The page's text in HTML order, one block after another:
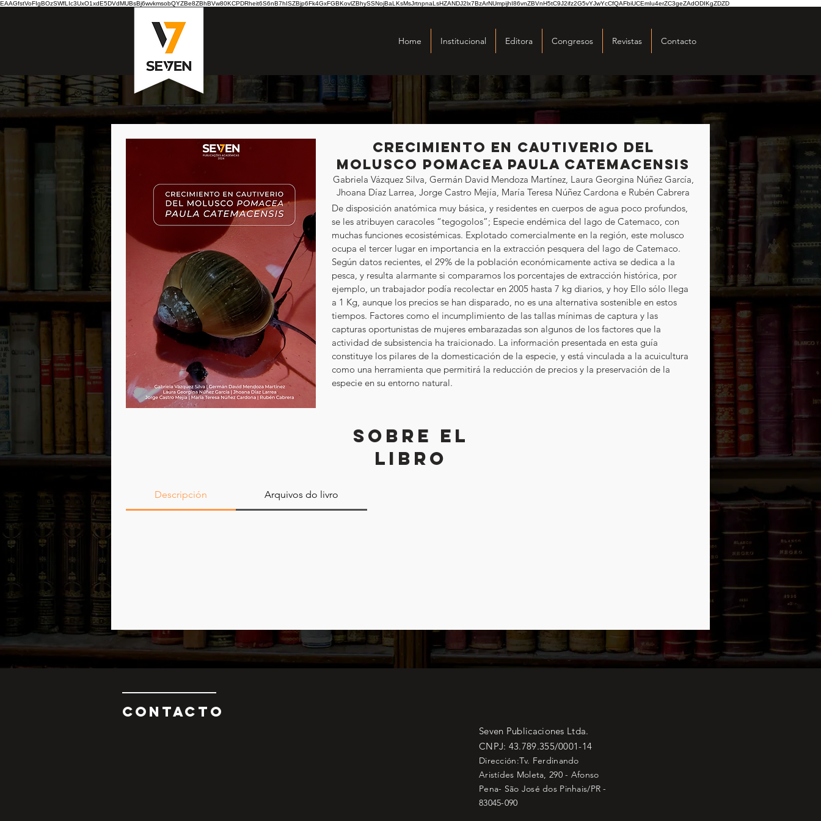
EAAGfstVoFIgBOzSWfLIc3UxO1xdE5DVdMUBsBj6wvkmsobQYZBe8ZBhBVw80KCPDRheit6S6nB7hISZBjp6Fk4GxFGBKovlZBhySSNojBaLKsMsJrtnpnaLsHZANDJ2lx7BzArNUmpijhI86vnZBVnH5tC9J2ifz2G5vYJwYcCfQAFbiUCEmIu4erZC3geZAdODIKgZDZD
Home Institucional Editora Congresos Revistas Contacto
Crecimiento en cautiverio del
molusco Pomacea paula catemacensis
Gabriela Vázquez Silva, Germán David Mendoza Martínez, Laura Georgina Núñez García,
Jhoana Díaz Larrea, Jorge Castro Mejía, María Teresa Núñez Cardona e Rubén Cabrera
De disposición anatómica muy básica, y residentes en cuerpos de agua poco profundos,
se les atribuyen caracoles “tegogolos”; Especie endémica del lago de Catemaco, con
muchas funciones ecosistémicas. Explotado comercialmente en la región, este molusco
ocupa el tercer lugar en importancia en la extracción pesquera del lago de Catemaco.
Según datos recientes, el 29% de la población económicamente activa se dedica a la
pesca, y resulta alarmante si comparamos los porcentajes de extracción histórica, por
ejemplo, un trabajador podía recolectar en 2005 hasta 7 kg diarios, y hoy Ello sólo llega
a 1 Kg, aunque los precios se han disparado, no es una alternativa sostenible en estos
tiempos. Factores como el incumplimiento de las tallas mínimas de captura y las
capturas oportunistas de mujeres embarazadas son algunos de los factores que la
actividad de subsistencia ha traicionado. La información presentada en esta guía
constituye los pilares de la domesticación de la especie, y está vinculada a la acuicultura
como una herramienta que permitirá la reducción de precios y la preservación de la
especie en su entorno natural.
SOBRE EL
LIBRO
Descripción Arquivos do livro
CONTAcTO
Seven Publicaciones Ltda.
CNPJ: 43.789.355/0001-14
Dirección:Tv. Ferdinando
Aristídes Moleta, 290 - Afonso
Pena- São José dos Pinhais/PR -
83045-090